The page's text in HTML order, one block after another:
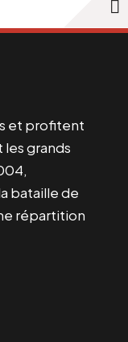
et profitent
grands
bataille de
répartition